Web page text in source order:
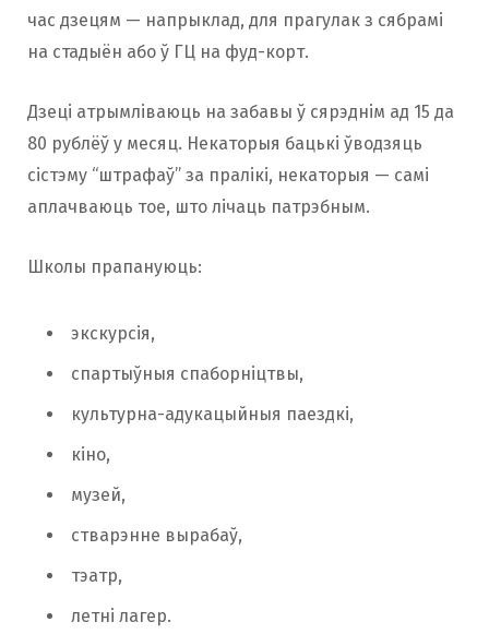
час дзецям — напрыклад, для прагулак з сябрамі
на стадыён або ў ГЦ на фуд-корт.
Дзеці атрымліваюць на забавы ў сярэднім ад 15 да
80 рублёў у месяц. Некаторыя бацькі ўводзяць
сістэму “штрафаў” за пралікі, некаторыя — самі
аплачваюць тое, што лічаць патрэбным.
Школы прапануюць:
экскурсія,
спартыўныя спаборніцтвы,
культурна-адукацыйныя паездкі,
кіно,
музей,
стварэнне вырабаў,
тэатр,
летні лагер.